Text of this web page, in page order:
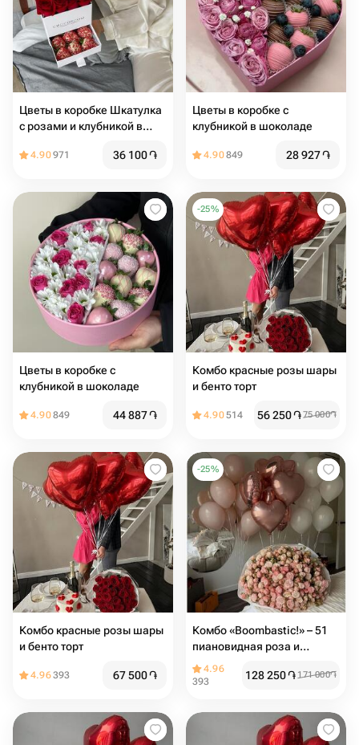
Цветы в коробке Шкатулка
с розами и клубникой в
4.90971 36 100֏
Цветы в коробке с
клубникой в шоколаде
4.90849 28 927֏
Цветы в коробке с
клубникой в шоколаде
4.90849 44 887֏
-25%
Комбо красные розы шары
и бенто торт
4.90514 56 250֏75 000֏
Комбо красные розы шары
и бенто торт
4.96393 67 500֏
-25%
Комбо «Boombastic!» – 51
пиановидная роза и
воздушные шары 🎈🌹
4.96
393
128 250֏ 171 000֏